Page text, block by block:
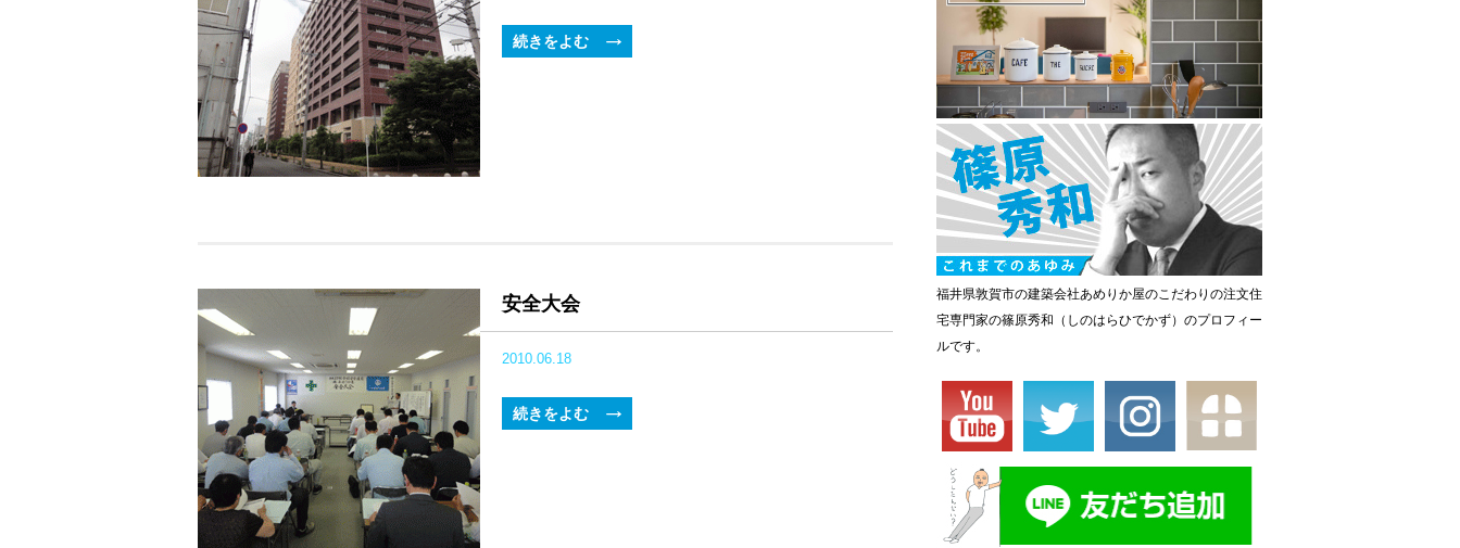
続きをよむ
安全大会
2010.06.18
続きをよむ
福井県敦賀市の建築会社あめりか屋のこだわりの注文住
宅専門家の篠原秀和（しのはらひでかず）のプロフィー
ルです。